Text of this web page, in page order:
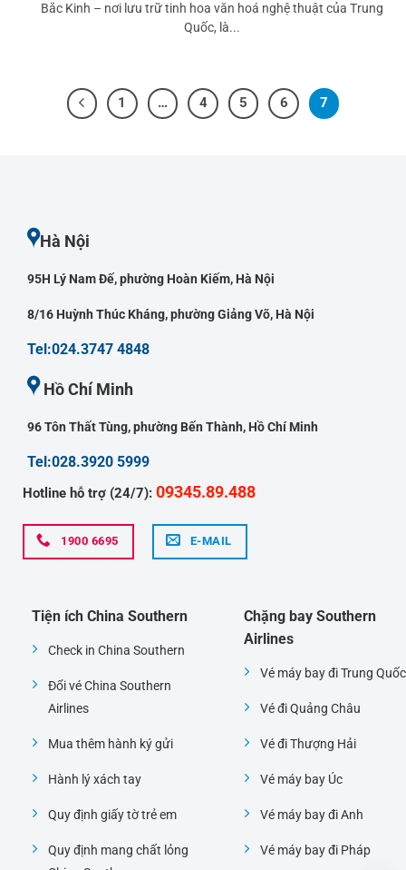
Bắc Kinh – nơi lưu trữ tinh hoa văn hoá nghệ thuật của Trung
Quốc, là...
1 … 4 5 6 7
Hà Nội
95H Lý Nam Đế, phường Hoàn Kiếm, Hà Nội
8/16 Huỳnh Thúc Kháng, phường Giảng Võ, Hà Nội
Tel:024.3747 4848
Hồ Chí Minh
96 Tôn Thất Tùng, phường Bến Thành, Hồ Chí Minh
Tel:028.3920 5999
Hotline hỗ trợ (24/7): 09345.89.488
1900 6695 E-MAIL
Tiện ích China Southern
Check in China Southern
Đổi vé China Southern
Airlines
Mua thêm hành ký gửi
Hành lý xách tay
Quy định giấy tờ trẻ em
Quy định mang chất lỏng
Chặng bay Southern
Airlines
Vé máy bay đi Trung Quốc
Vé đi Quảng Châu
Vé đi Thượng Hải
Vé máy bay Úc
Vé máy bay đi Anh
Vé máy bay đi Pháp